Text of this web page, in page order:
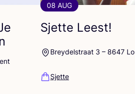
08 AUG
Sjette Leest!
Breydelstraat 3 – 8647 Lo
Sjette